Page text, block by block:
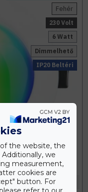
6 Watt
IP20 Beltéri
Fehér
Dimmelhető
230 Volt
the website, the
we
measurement,
cookies are
button. For